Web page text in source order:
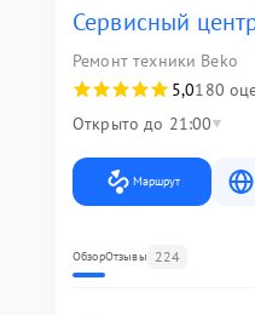
Сервисный
Ремонт техники Beko
5,0180
Открыто до 21:00
Маршрут
ОбзорОтзывы 224